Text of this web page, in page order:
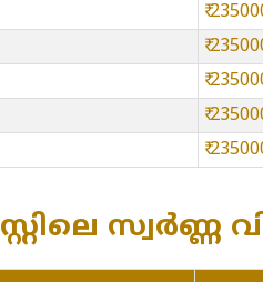
₹
₹
₹
₹
₹
സ്വർണ്ണ